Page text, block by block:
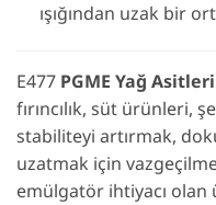
ışığından uzak bir
E477 PGME Yağ
fırıncılık, süt ürünleri,
stabiliteyi artırmak,
uzatmak için
emülgatör ihtiyacı olan